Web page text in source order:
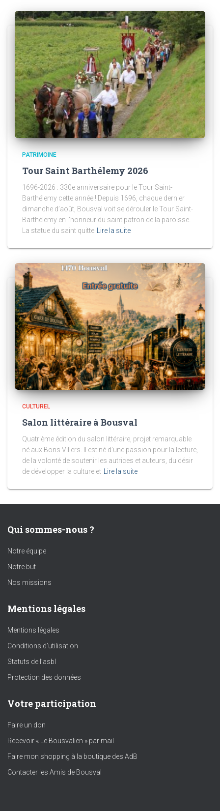
PATRIMOINE
Tour Saint Barthélemy 2026
1696-2026 : 330e anniversaire pour le Tour Saint-
Barthélemy cette année ! Depuis 1696, chaque dernier
dimanche d’août, Bousval voit se dérouler le Tour Saint-
Barthélemy en l’honneur du saint patron de la paroisse.
La statue du saint quitte
Lire la suite
CULTUREL
Salon littéraire à Bousval
Quatrième édition du salon littéraire, projet remarquable
né aux Bons Villers. Il est né d’une passion pour la lecture,
de la volonté de soutenir les autrices et auteurs, du désir
de développer la culture et Lire la suite
Qui sommes-nous ?
Notre équipe
Notre but
Nos missions
Mentions légales
Mentions légales
Conditions d’utilisation
Statuts de l’asbl
Protection des données
Votre participation
Faire un don
Recevoir « Le Bousvalien » par mail
Faire mon shopping à la boutique des AdB
Contacter les Amis de Bousval